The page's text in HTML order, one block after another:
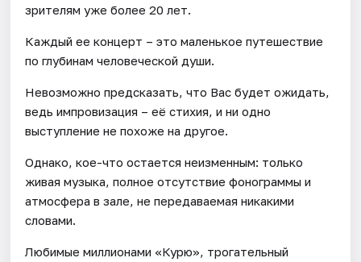
зрителям уже более 20 лет.
Каждый ее концерт – это маленькое путешествие
по глубинам человеческой души.
Невозможно предсказать, что Вас будет ожидать,
ведь импровизация – её стихия, и ни одно
выступление не похоже на другое.
Однако, кое-что остается неизменным: только
живая музыка, полное отсутствие фонограммы и
атмосфера в зале, не передаваемая никакими
словами.
Любимые миллионами «Курю», трогательный